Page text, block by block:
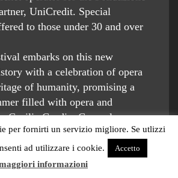
UniCredit. Special
to those under 30 and over
embarks on this new
with a celebration of opera
of humanity, promising a
filled with opera and
Cecilia Gasdia, General
Arena di Verona.
of three months, the Arena di
be graced by leading singers
per fornirti un servizio migliore. Se utlizzi
ad utilizzare i cookie.
Accetto
informazioni